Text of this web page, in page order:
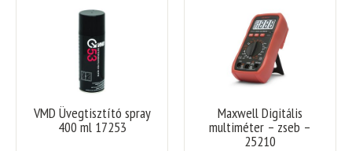
VMD Üvegtisztító spray
400 ml 17253
Maxwell Digitális
multiméter – zseb –
25210